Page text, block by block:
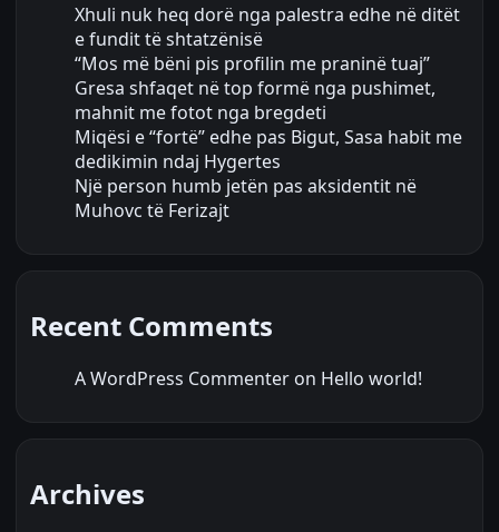
Xhuli nuk heq dorë nga palestra edhe në ditët
e fundit të shtatzënisë
“Mos më bëni pis profilin me praninë tuaj”
Gresa shfaqet në top formë nga pushimet,
mahnit me fotot nga bregdeti
Miqësi e “fortë” edhe pas Bigut, Sasa habit me
dedikimin ndaj Hygertes
Një person humb jetën pas aksidentit në
Muhovc të Ferizajt
Recent Comments
A WordPress Commenter on Hello world!
Archives